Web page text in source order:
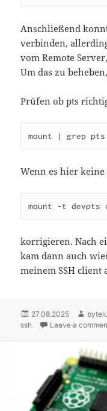
Anschließend
verbinden,
vom Remote
Um das zu
Prüfen ob pts
mount | grep pts
Wenn es hier
mount -t devpts
korrigieren. Nach
kam dann auch
meinem SSH client
Posted
27.08.2025
ssh
Leave a